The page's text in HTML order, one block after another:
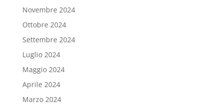
Novembre 2024
Ottobre 2024
Settembre 2024
Luglio 2024
Maggio 2024
Aprile 2024
Marzo 2024